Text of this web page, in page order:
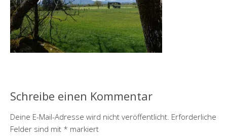
Schreibe einen Kommentar
Deine E-Mail-Adresse wird nicht veröffentlicht. Erforderliche
Felder sind mit * markiert